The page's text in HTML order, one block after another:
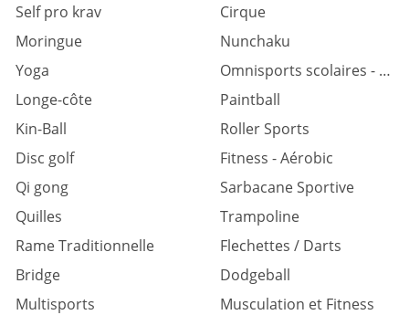
Self pro krav
Cirque
Moringue
Nunchaku
Yoga
Omnisports scolaires - universitaires
Longe-côte
Paintball
Kin-Ball
Roller Sports
Disc golf
Fitness - Aérobic
Qi gong
Sarbacane Sportive
Quilles
Trampoline
Rame Traditionnelle
Flechettes / Darts
Bridge
Dodgeball
Multisports
Musculation et Fitness